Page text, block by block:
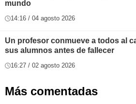
mundo
14:16 / 04 agosto 2026
Un profesor conmueve a todos al
sus alumnos antes de fallecer
16:27 / 02 agosto 2026
Más comentadas